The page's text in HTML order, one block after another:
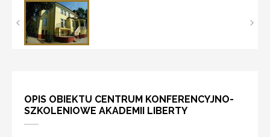
OPIS OBIEKTU CENTRUM KONFERENCYJNO-
SZKOLENIOWE AKADEMII LIBERTY